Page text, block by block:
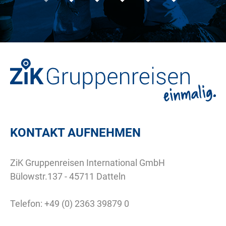
KONTAKT AUFNEHMEN
ZiK Gruppenreisen International GmbH
Bülowstr.137 - 45711 Datteln
Telefon: +49 (0) 2363 39879 0